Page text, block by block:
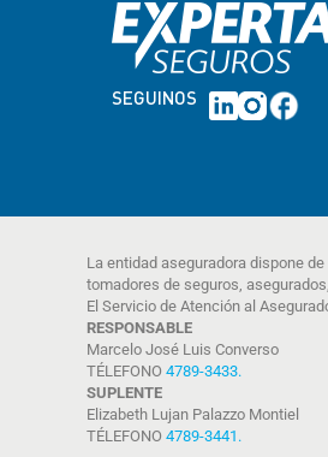
SEGUINOS
La entidad aseguradora dispone
tomadores de seguros,
El Servicio de Atención al
RESPONSABLE
Marcelo José Luis Converso
TÉLEFONO 4789-3433.
SUPLENTE
Elizabeth Lujan Palazzo Montiel
TÉLEFONO 4789-3441 .